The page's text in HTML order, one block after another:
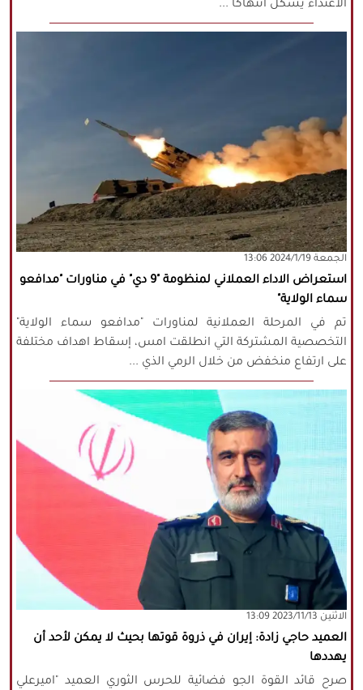
الاعتداء يشكل انتهاكاً ...
‫‫الجمعة‬‬ 2024/1/19 13:06
استعراض الاداء العملاني لمنظومة "9 دي" في مناورات "مدافعو
سماء الولاية"
تم في المرحلة العملانية لمناورات "مدافعو سماء الولاية"
التخصصية المشتركة التي انطلقت امس، إسقاط اهداف مختلفة
على ارتفاع منخفض من خلال الرمي الذي ...
‫‫الاثنين‬‬ 2023/11/13 13:09
العميد حاجي زادة: إيران في ذروة قوتها بحيث لا يمكن لأحد أن
يهددها
صرح قائد القوة الجو فضائية للحرس الثوري العميد "اميرعلي